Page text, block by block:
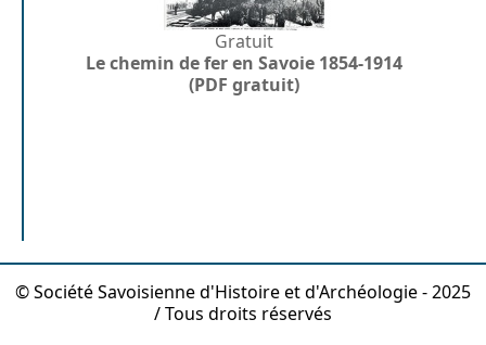
Gratuit
Le chemin de fer en Savoie 1854-1914
(PDF gratuit)
© Société Savoisienne d'Histoire et d'Archéologie - 2025
/ Tous droits réservés